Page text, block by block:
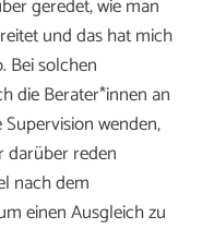
geredet, wie man
und das hat mich
Bei solchen
die Berater*innen an
wenden,
darüber reden
nach dem
einen Ausgleich zu